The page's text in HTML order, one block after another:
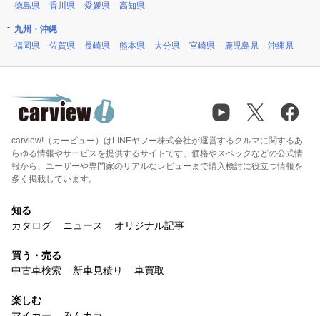
徳島県
香川県 愛媛県 高知県
九州・沖縄
福岡県
佐賀県 長崎県 熊本県 大分県 宮崎県 鹿児島県 沖縄県
carview!（カービュー）はLINEヤフー株式会社が運営するクルマに関するあ
らゆる情報やサービスを提供するサイトです。価格やスペックなどの公式情
報から、ユーザーや専門家のリアルなレビューまで購入検討に役立つ情報を
多く掲載しています。
知る
カタログ
ニュース オリジナル記事
買う・売る
中古車検索
新車見積り 車買取
楽しむ